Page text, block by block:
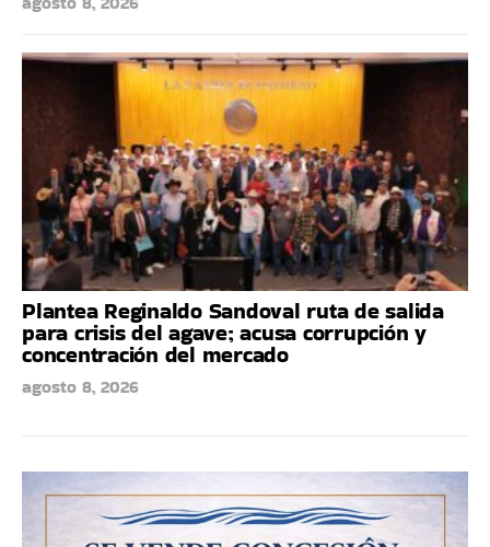
Plantea Reginaldo Sandoval ruta de salida
para crisis del agave; acusa corrupción y
concentración del mercado
agosto 8, 2026